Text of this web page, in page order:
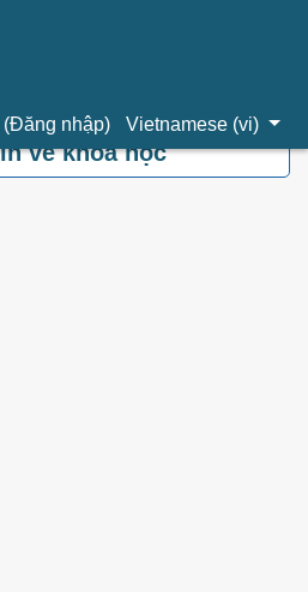
(Đăng nhập) Vietnamese ‎(vi)‎
về khoá học